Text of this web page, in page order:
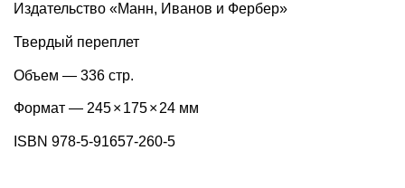
Издательство «Манн, Иванов и Фербер»
Твердый переплет
Объем — 336 стр.
Формат — 245× 175×24 мм
ISBN 978-5-91657-260-5